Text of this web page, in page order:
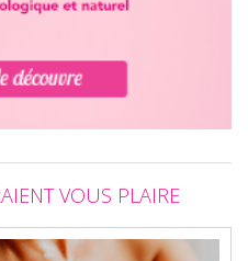
VOUS PLAIRE